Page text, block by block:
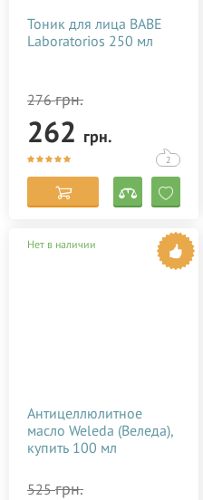
Тоник для лица BABE
Laboratorios 250 мл
276грн.
262 грн.
2
Нет в наличии
Антицеллюлитное
масло Weleda (Веледа),
купить 100 мл
525грн.